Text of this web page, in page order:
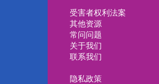
受害者权利法案
其他资源
常问问题
关于我们
联系我们
隐私政策